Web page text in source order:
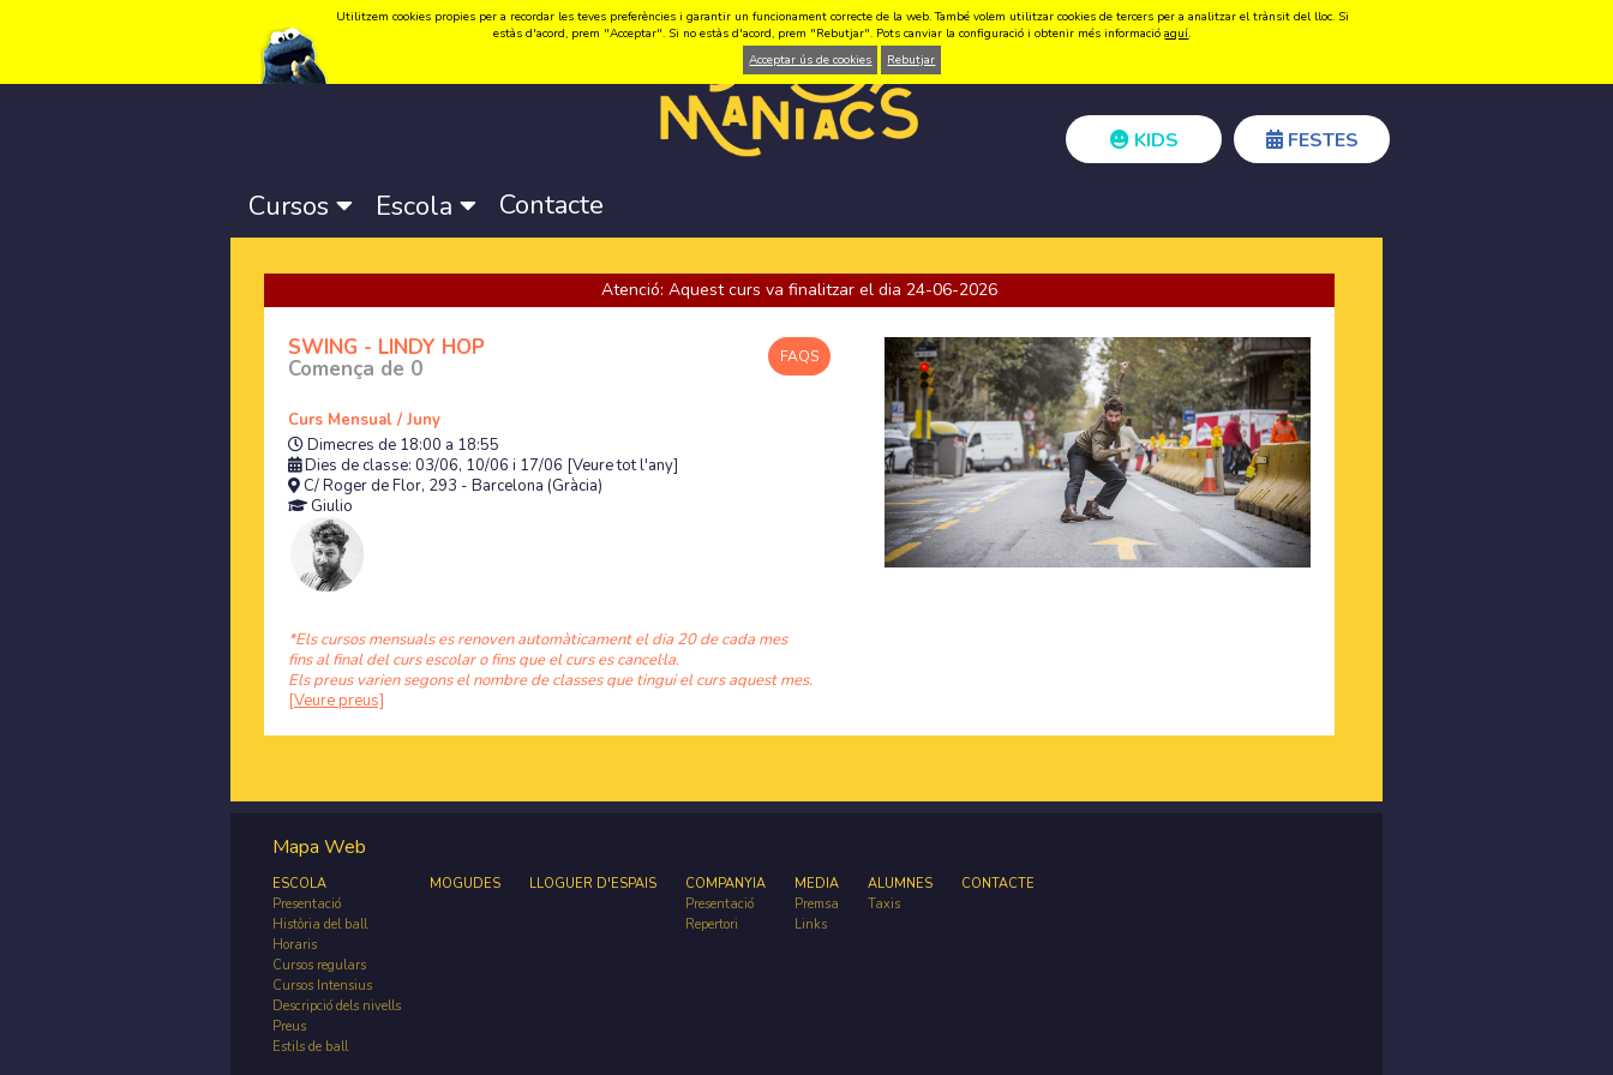
Idioma:Català -Castellano-English Registrar-se Accedir
KIDS FESTES
Cursos Escola Contacte
Atenció: Aquest curs va finalitzar el dia 24-06-2026
FAQS
SWING - LINDY HOP
Comença de 0
Curs Mensual / Juny
Dimecres de 18:00 a 18:55
Dies de classe: 03/06, 10/06 i 17/06 [Veure tot l'any]
C/ Roger de Flor, 293 - Barcelona (Gràcia)
Giulio
*Els cursos mensuals es renoven automàticament el dia 20 de cada mes
fins al final del curs escolar o fins que el curs es cancel·la.
Els preus varien segons el nombre de classes que tingui el curs aquest mes.
[Veure preus]
Mapa Web
ESCOLA
Presentació
Història del ball
Horaris
Cursos regulars
Cursos Intensius
Descripció dels nivells
Preus
Estils de ball
MOGUDES LLOGUER D'ESPAIS
COMPANYIA
Presentació
Repertori
MEDIA
Premsa
Links
ALUMNES
Taxis
CONTACTE
Utilitzem cookies propies per a recordar les teves preferències i garantir un funcionament correcte de la web. També volem utilitzar cookies de tercers per a analitzar el trànsit del lloc. Si
estàs d'acord, prem "Acceptar". Si no estàs d'acord, prem "Rebutjar". Pots canviar la configuració i obtenir més informacióaquí.
Acceptar ús de cookies
Rebutjar